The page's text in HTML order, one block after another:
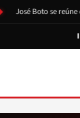
José Boto se reúne